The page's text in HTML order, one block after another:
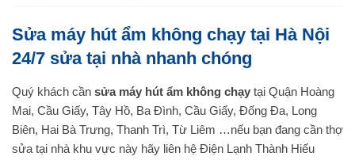
Sửa máy hút ẩm không chạy tại Hà Nội
24/7 sửa tại nhà nhanh chóng
Quý khách cần sửa máy hút ẩm không chạy tại Quận Hoàng
Mai, Cầu Giấy, Tây Hồ, Ba Đình, Cầu Giấy, Đống Đa, Long
Biên, Hai Bà Trưng, Thanh Trì, Từ Liêm …nếu bạn đang cần thợ
sửa tại nhà khu vực này hãy liên hệ Điện Lạnh Thành Hiếu